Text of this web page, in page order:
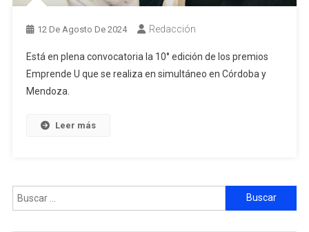
12 De Agosto De 2024 Redacción
Está en plena convocatoria la 10° edición de los premios
Emprende U que se realiza en simultáneo en Córdoba y
Mendoza.
Leer más